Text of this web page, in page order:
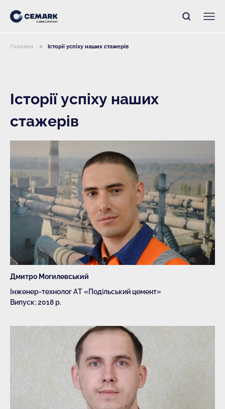
Головна Історії успіху наших стажерів
Історії успіху наших
стажерів
Дмитро Могилевський
Інженер-технолог АТ «Подільський цемент»
Випуск: 2018 р.